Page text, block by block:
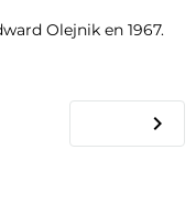
Olejnik en 1967.